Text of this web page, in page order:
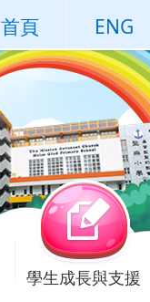
首頁 ENG
學生成長與支援